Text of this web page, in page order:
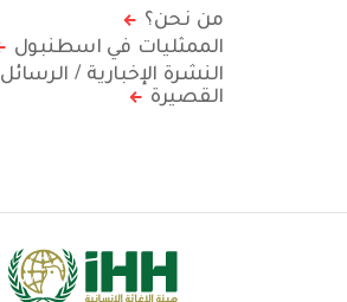
من نحن؟
الممثليات في اسطنبول
النشرة الإخبارية / الرسائل
القصيرة